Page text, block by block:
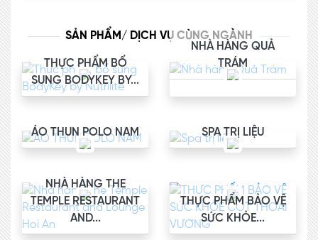
SẢN PHẨM/ DỊCH VỤ CÙNG NGÀNH
THỰC PHẨM BỔ
SUNG BODYKEY BY...
NHÀ HÀNG QUẢ
TRÁM
ÁO THUN POLO NAM SPA TRỊ LIỆU
NHÀ HÀNG THE
TEMPLE RESTAURANT
AND...
THỰC PHẨM BẢO VỆ
SỨC KHỎE...